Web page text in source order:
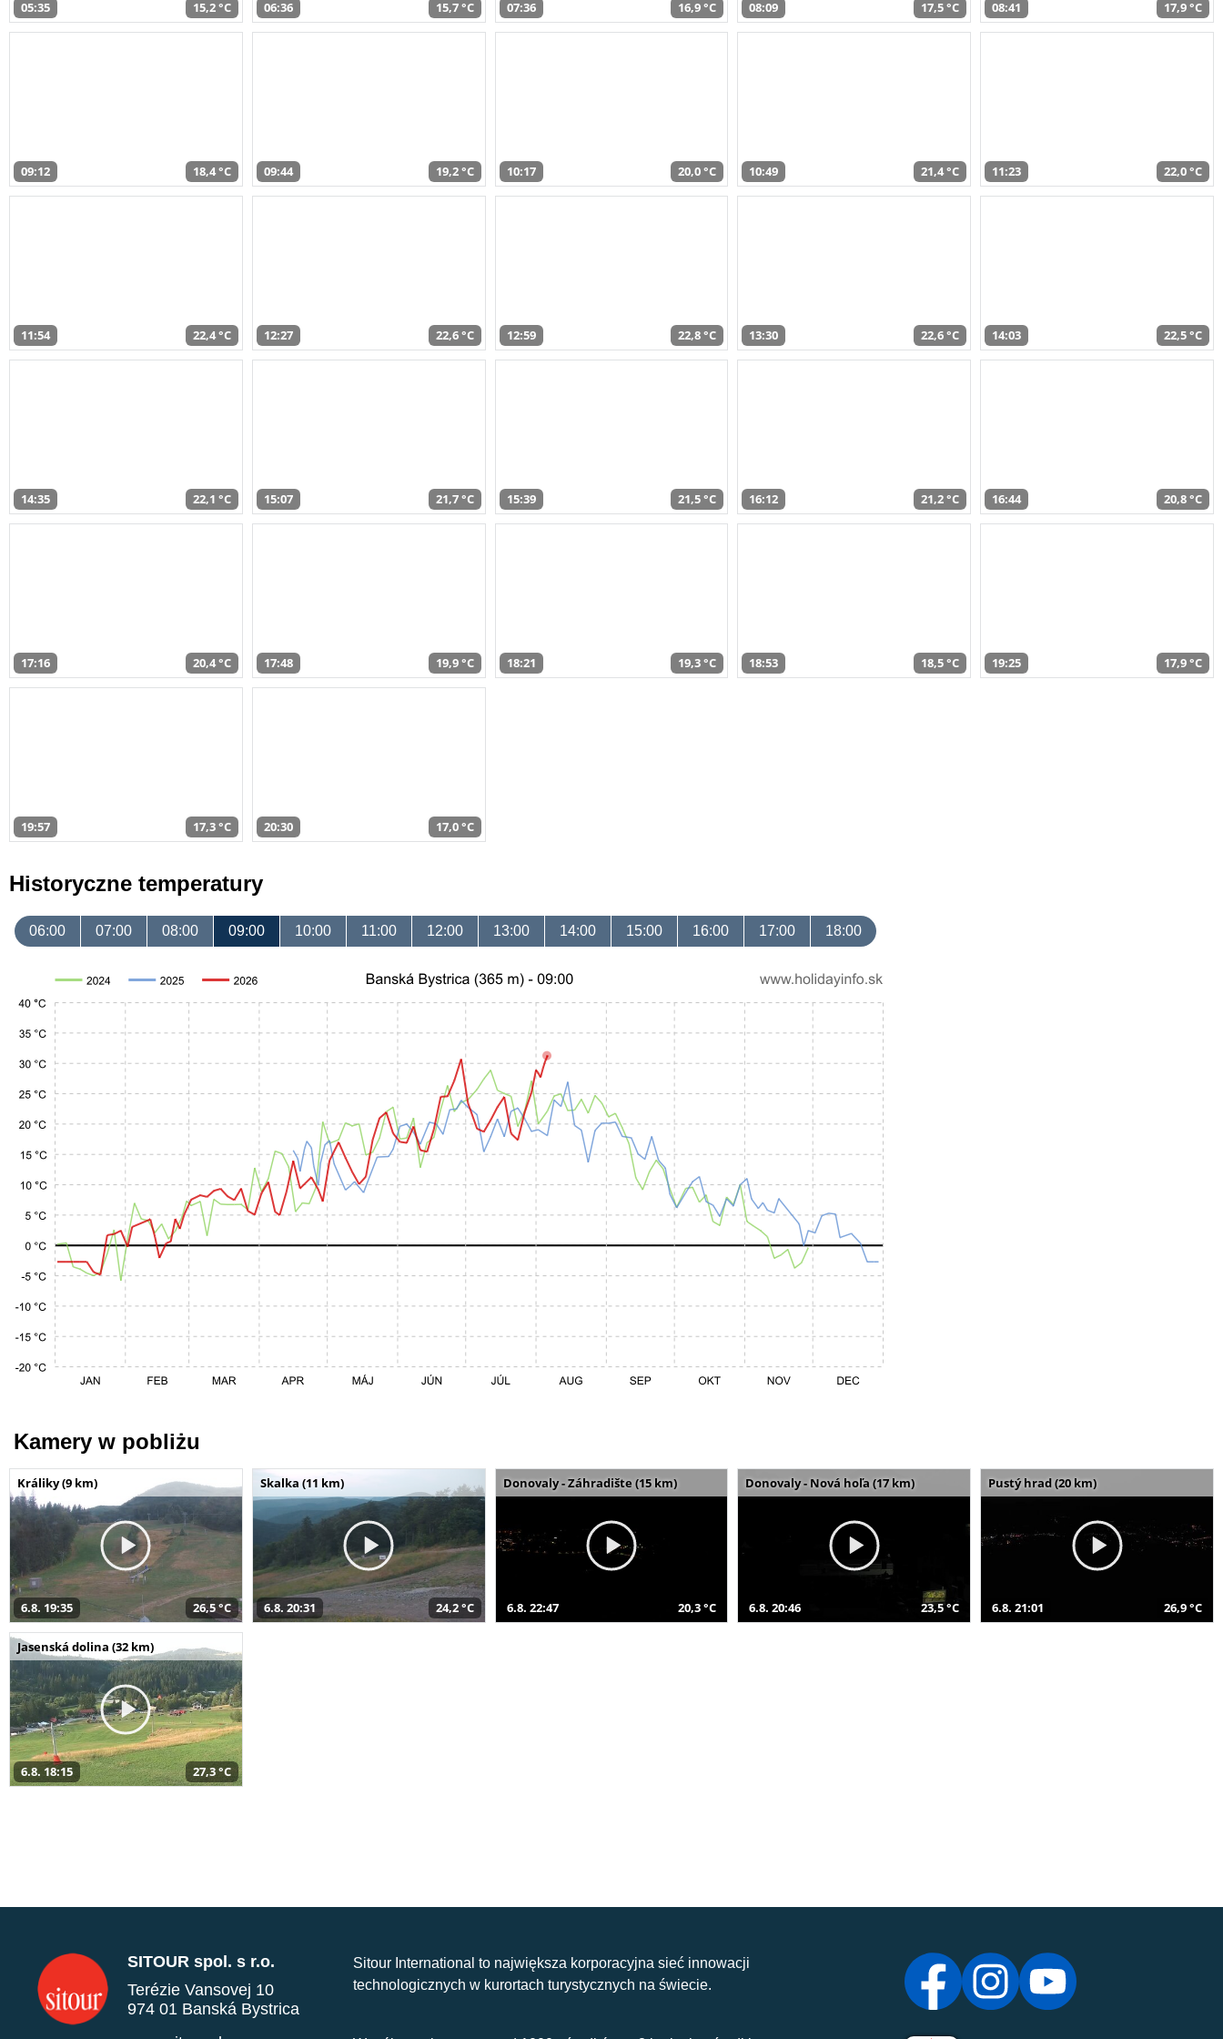
05:35 15,2 °C 06:36 15,7 °C 07:36 16,9 °C 08:09 17,5 °C 08:41 17,9 °C
09:12 18,4 °C 09:44 19,2 °C 10:17 20,0 °C 10:49 21,4 °C 11:23 22,0 °C
11:54 22,4 °C 12:27 22,6 °C 12:59 22,8 °C 13:30 22,6 °C 14:03 22,5 °C
14:35 22,1 °C 15:07 21,7 °C 15:39 21,5 °C 16:12 21,2 °C 16:44 20,8 °C
17:16 20,4 °C 17:48 19,9 °C 18:21 19,3 °C 18:53 18,5 °C 19:25 17,9 °C
19:57 17,3 °C 20:30 17,0 °C
Historyczne temperatury
06:00 07:00 08:00 09:00 10:00 11:00 12:00 13:00 14:00 15:00 16:00 17:00 18:00
Kamery w pobliżu
Králiky (9 km)
6.8. 19:35 26,5 °C
Skalka (11 km)
6.8. 20:31 24,2 °C
Donovaly - Záhradište (15 km)
6.8. 22:47 20,3 °C
Donovaly - Nová hoľa (17 km)
6.8. 20:46 23,5 °C
Pustý hrad (20 km)
6.8. 21:01 26,9 °C
Jasenská dolina (32 km)
6.8. 18:15 27,3 °C
SITOUR spol. s r.o.
Terézie Vansovej 10
974 01 Banská Bystrica
Sitour International to największa korporacyjna sieć innowacji
technologicznych w kurortach turystycznych na świecie.